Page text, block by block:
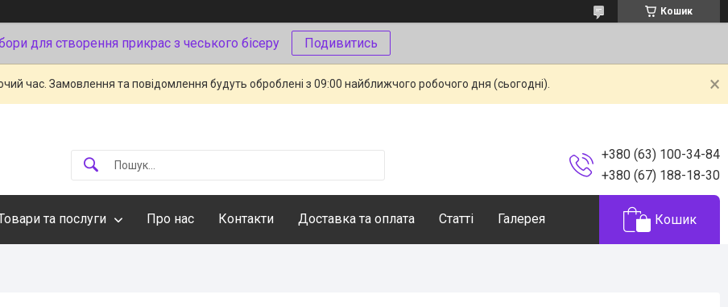
Кошик
для створення прикрас з чеського бісеру Подивитись
час. Замовлення та повідомлення будуть оброблені з 09:00 найближчого робочого дня (сьогодні).
+380 (63) 100-34-84
+380 (67) 188-18-30
та послуги Про нас Контакти Доставка та оплата Статті Галерея Кошик